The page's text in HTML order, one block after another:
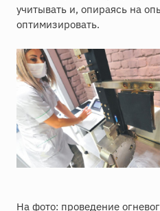
учитывать и, опираясь на
оптимизировать.
На фото: проведение